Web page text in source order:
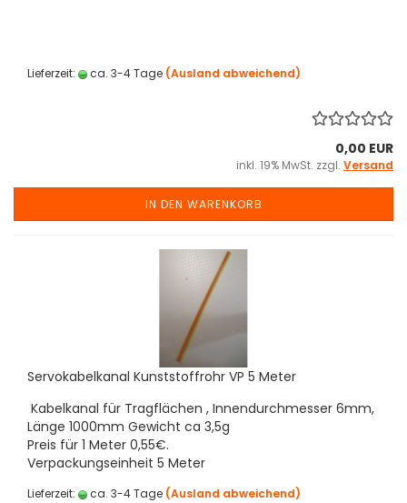
Lieferzeit: ca. 3-4 Tage (Ausland abweichend)
0,00 EUR
inkl. 19% MwSt. zzgl. Versand
IN DEN WARENKORB
Servokabelkanal Kunststoffrohr VP 5 Meter
Kabelkanal für Tragflächen , Innendurchmesser 6mm,
Länge 1000mm Gewicht ca 3,5g
Preis für 1 Meter 0,55€.
Verpackungseinheit 5 Meter
Lieferzeit: ca. 3-4 Tage (Ausland abweichend)